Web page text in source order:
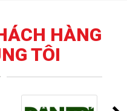
HÀNG
TÔI